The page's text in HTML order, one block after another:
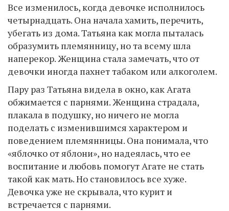
Все изменилось, когда девочке исполнилось
четырнадцать. Она начала хамить, перечить,
убегать из дома. Татьяна как могла пыталась
образумить племянницу, но та всему шла
наперекор. Женщина стала замечать, что от
девочки иногда пахнет табаком или алкоголем.
Пару раз Татьяна видела в окно, как Агата
обжимается с парнями. Женщина страдала,
плакала в подушку, но ничего не могла
поделать с изменившимся характером и
поведением племянницы. Она понимала, что
«яблочко от яблони», но надеялась, что ее
воспитание и любовь помогут Агате не стать
такой как мать. Но становилось все хуже.
Девочка уже не скрывала, что курит и
встречается с парнями.